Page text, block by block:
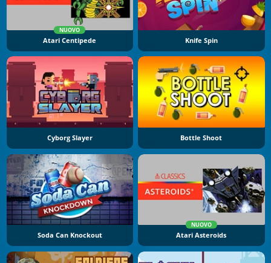
NUOVO
Atari Centipede Knife Spin
Cyborg Slayer Bottle Shoot
Soda Can Knockout
NUOVO
Atari Asteroids